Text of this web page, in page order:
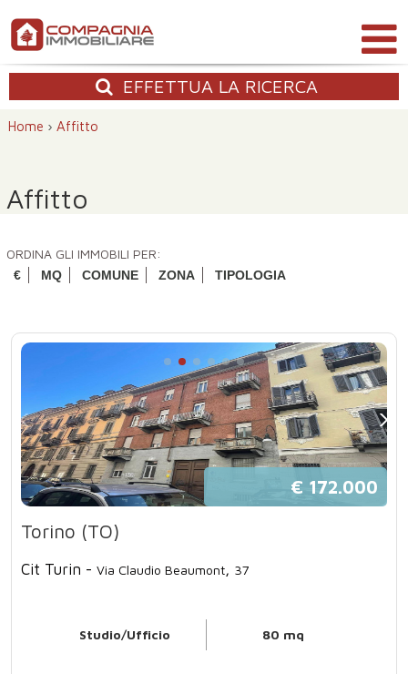
EFFETTUA LA RICERCA
Home › Affitto
Affitto
ORDINA GLI IMMOBILI PER:
€ MQ COMUNE ZONA TIPOLOGIA
€ 172.000
Torino (TO)
Cit Turin -Via Claudio Beaumont, 37
Studio/Ufficio 80 mq